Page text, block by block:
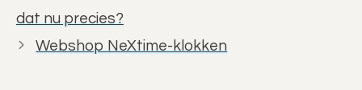
dat nu precies?
Webshop NeXtime-klokken